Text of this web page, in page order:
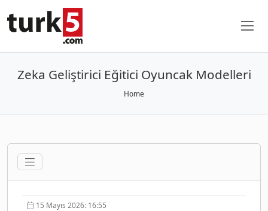
Zeka Geliştirici Eğitici Oyuncak Modelleri
Home
15 Mayıs 2026: 16:55